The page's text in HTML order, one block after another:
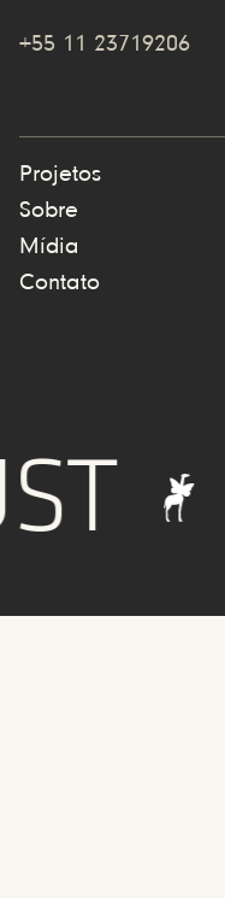
+55 11 23719206
Projetos
Sobre
Mídia
Contato